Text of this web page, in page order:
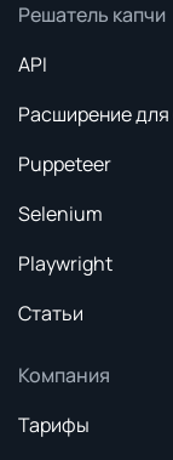
Решатель капчи
API
Расширение для
Puppeteer
Selenium
Playwright
Статьи
Компания
Тарифы